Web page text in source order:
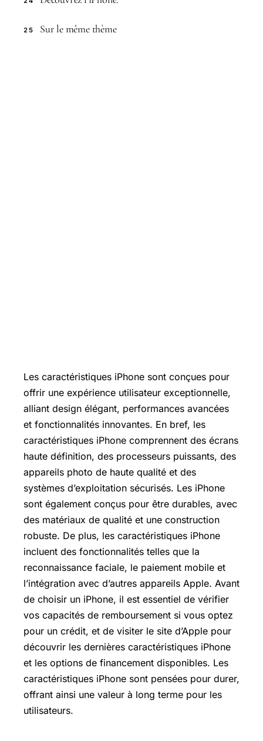
25 Sur le même thème
Les caractéristiques iPhone sont conçues pour
offrir une expérience utilisateur exceptionnelle,
alliant design élégant, performances avancées
et fonctionnalités innovantes. En bref, les
caractéristiques iPhone comprennent des écrans
haute définition, des processeurs puissants, des
appareils photo de haute qualité et des
systèmes d’exploitation sécurisés. Les iPhone
sont également conçus pour être durables, avec
des matériaux de qualité et une construction
robuste. De plus, les caractéristiques iPhone
incluent des fonctionnalités telles que la
reconnaissance faciale, le paiement mobile et
l’intégration avec d’autres appareils Apple. Avant
de choisir un iPhone, il est essentiel de vérifier
vos capacités de remboursement si vous optez
pour un crédit, et de visiter le site d’Apple pour
découvrir les dernières caractéristiques iPhone
et les options de financement disponibles. Les
caractéristiques iPhone sont pensées pour durer,
offrant ainsi une valeur à long terme pour les
utilisateurs.